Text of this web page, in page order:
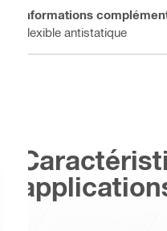
Informations
Flexible antistatique